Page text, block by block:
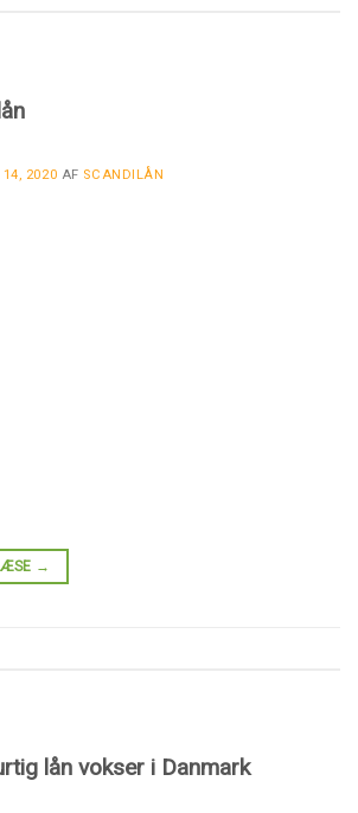
2020 AF SCANDILÅN
→
lån vokser i Danmark